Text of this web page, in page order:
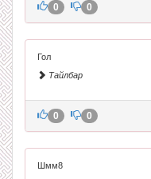
0 0
Гол
Тайлбар
0 0
Шмм8